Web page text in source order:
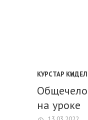
КУРСТАР
на уроке